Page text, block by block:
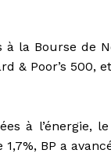
la Bourse de
& Poor’s 500,
à l’énergie,
BP a